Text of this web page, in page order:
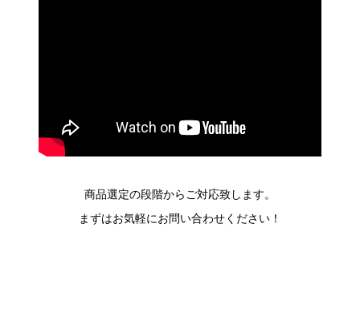
商品選定の段階からご対応致します。
まずはお気軽にお問い合わせください！